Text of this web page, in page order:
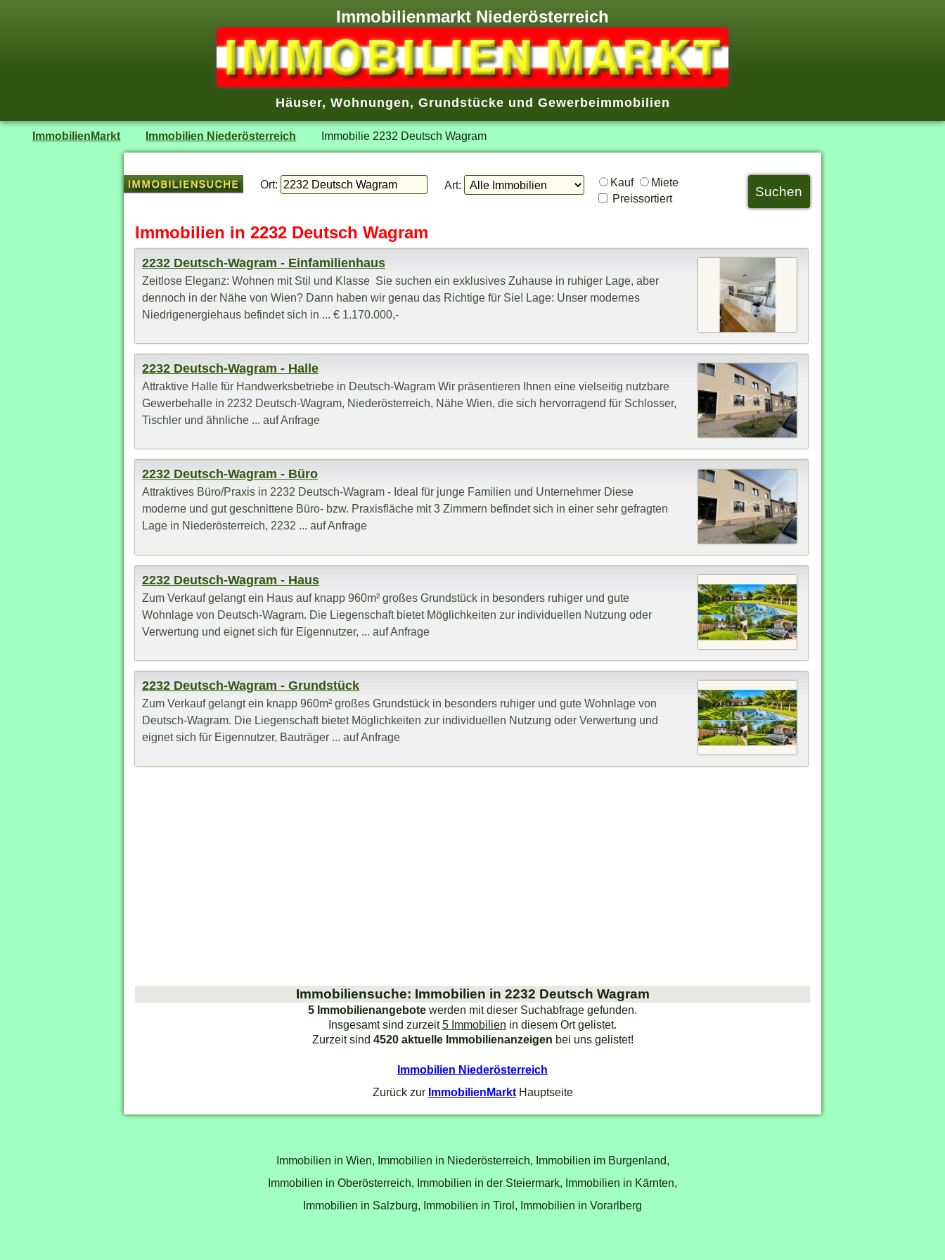
Immobilienmarkt Niederösterreich
Häuser, Wohnungen, Grundstücke und Gewerbeimmobilien
ImmobilienMarkt Immobilien Niederösterreich Immobilie 2232 Deutsch Wagram
Ort: Art: Kauf
Miete
Preissortiert
Immobilien in 2232 Deutsch Wagram
2232 Deutsch-Wagram - Einfamilienhaus
Zeitlose Eleganz: Wohnen mit Stil und Klasse Sie suchen ein exklusives Zuhause in ruhiger Lage, aber
dennoch in der Nähe von Wien? Dann haben wir genau das Richtige für Sie! Lage: Unser modernes
Niedrigenergiehaus befindet sich in ... € 1.170.000,-
2232 Deutsch-Wagram - Halle
Attraktive Halle für Handwerksbetriebe in Deutsch-Wagram Wir präsentieren Ihnen eine vielseitig nutzbare
Gewerbehalle in 2232 Deutsch-Wagram, Niederösterreich, Nähe Wien, die sich hervorragend für Schlosser,
Tischler und ähnliche ... auf Anfrage
2232 Deutsch-Wagram - Büro
Attraktives Büro/Praxis in 2232 Deutsch-Wagram - Ideal für junge Familien und Unternehmer Diese
moderne und gut geschnittene Büro- bzw. Praxisfläche mit 3 Zimmern befindet sich in einer sehr gefragten
Lage in Niederösterreich, 2232 ... auf Anfrage
2232 Deutsch-Wagram - Haus
Zum Verkauf gelangt ein Haus auf knapp 960m² großes Grundstück in besonders ruhiger und gute
Wohnlage von Deutsch-Wagram. Die Liegenschaft bietet Möglichkeiten zur individuellen Nutzung oder
Verwertung und eignet sich für Eigennutzer, ... auf Anfrage
2232 Deutsch-Wagram - Grundstück
Zum Verkauf gelangt ein knapp 960m² großes Grundstück in besonders ruhiger und gute Wohnlage von
Deutsch-Wagram. Die Liegenschaft bietet Möglichkeiten zur individuellen Nutzung oder Verwertung und
eignet sich für Eigennutzer, Bauträger ... auf Anfrage
Immobiliensuche: Immobilien in 2232 Deutsch Wagram
5 Immobilienangebote werden mit dieser Suchabfrage gefunden.
Insgesamt sind zurzeit5 Immobilien in diesem Ort gelistet.
Zurzeit sind 4520 aktuelle Immobilienanzeigen bei uns gelistet!
Immobilien Niederösterreich
Zurück zur ImmobilienMarktHauptseite
Immobilien in Wien, Immobilien in Niederösterreich, Immobilien im Burgenland,
Immobilien in Oberösterreich, Immobilien in der Steiermark, Immobilien in Kärnten,
Immobilien in Salzburg, Immobilien in Tirol, Immobilien in Vorarlberg